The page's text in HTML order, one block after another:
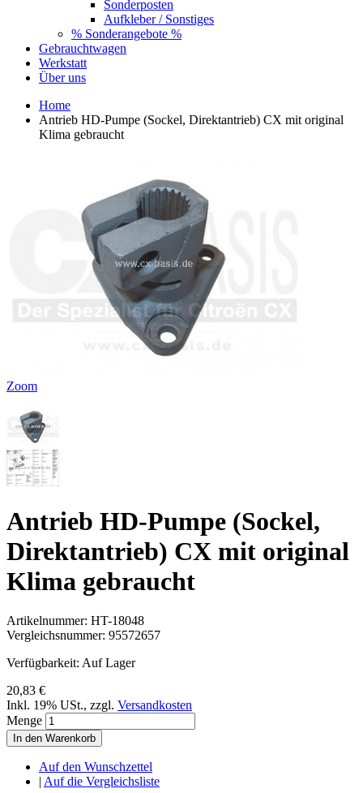
Sonderposten
Aufkleber / Sonstiges
% Sonderangebote %
Gebrauchtwagen
Werkstatt
Über uns
Home
Antrieb HD-Pumpe (Sockel, Direktantrieb) CX mit original
Klima gebraucht
Zoom
Antrieb HD-Pumpe (Sockel,
Direktantrieb) CX mit original
Klima gebraucht
Artikelnummer: HT-18048
Vergleichsnummer: 95572657
Verfügbarkeit: Auf Lager
20,83 €
Inkl. 19% USt., zzgl. Versandkosten
Menge
In den Warenkorb
Auf den Wunschzettel
| Auf die Vergleichsliste